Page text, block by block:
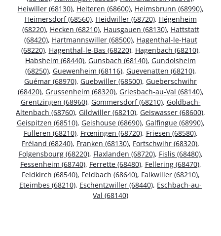
Heiwiller (68130), Heiteren (68600), Heimsbrunn (68990),
Heimersdorf (68560), Heidwiller (68720), Hégenheim
(68220), Hecken (68210), Hausgauen (68130), Hattstatt
(68420), Hartmannswiller (68500), Hagenthal-le-Haut
(68220), Hagenthal-le-Bas (68220), Hagenbach (68210),
Habsheim (68440), Gunsbach (68140), Gundolsheim
(68250), Guewenheim (68116), Guevenatten (68210),
Guémar (68970), Guebwiller (68500), Gueberschwihr
(68420), Grussenheim (68320), Griesbach-au-Val (68140),
Grentzingen (68960), Gommersdorf (68210), Goldbach-
Altenbach (68760), Gildwiller (68210), Geiswasser (68600),
Geispitzen (68510), Geishouse (68690), Galfingue (68990),
Fulleren (68210), Frœningen (68720), Friesen (68580),
Fréland (68240), Franken (68130), Fortschwihr (68320),
Folgensbourg (68220), Flaxlanden (68720), Fislis (68480),
Fessenheim (68740), Ferrette (68480), Fellering (68470),
Feldkirch (68540), Feldbach (68640), Falkwiller (68210),
Eteimbes (68210), Eschentzwiller (68440), Eschbach-au-
Val (68140)